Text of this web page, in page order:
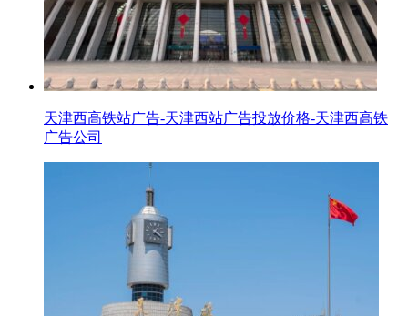
天津西高铁站广告-天津西站广告投放价格-天津西高铁
广告公司